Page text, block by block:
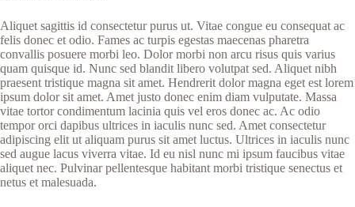
Aliquet sagittis id consectetur purus ut. Vitae congue eu consequat ac
felis donec et odio. Fames ac turpis egestas maecenas pharetra
convallis posuere morbi leo. Dolor morbi non arcu risus quis varius
quam quisque id. Nunc sed blandit libero volutpat sed. Aliquet nibh
praesent tristique magna sit amet. Hendrerit dolor magna eget est lorem
ipsum dolor sit amet. Amet justo donec enim diam vulputate. Massa
vitae tortor condimentum lacinia quis vel eros donec ac. Ac odio
tempor orci dapibus ultrices in iaculis nunc sed. Amet consectetur
adipiscing elit ut aliquam purus sit amet luctus. Ultrices in iaculis nunc
sed augue lacus viverra vitae. Id eu nisl nunc mi ipsum faucibus vitae
aliquet nec. Pulvinar pellentesque habitant morbi tristique senectus et
netus et malesuada.